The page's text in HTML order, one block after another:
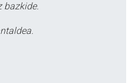
bazkide.